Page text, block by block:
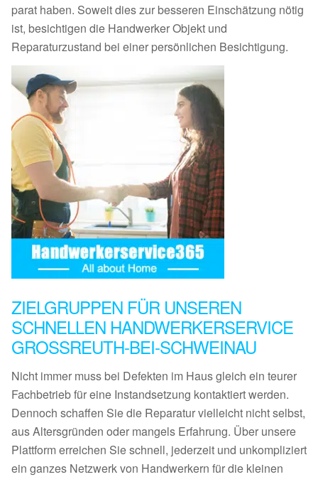
parat haben. Soweit dies zur besseren Einschätzung nötig
ist, besichtigen die Handwerker Objekt und
Reparaturzustand bei einer persönlichen Besichtigung.
ZIELGRUPPEN FÜR UNSEREN
SCHNELLEN HANDWERKERSERVICE
GROSSREUTH-BEI-SCHWEINAU
Nicht immer muss bei Defekten im Haus gleich ein teurer
Fachbetrieb für eine Instandsetzung kontaktiert werden.
Dennoch schaffen Sie die Reparatur vielleicht nicht selbst,
aus Altersgründen oder mangels Erfahrung. Über unsere
Plattform erreichen Sie schnell, jederzeit und unkompliziert
ein ganzes Netzwerk von Handwerkern für die kleinen